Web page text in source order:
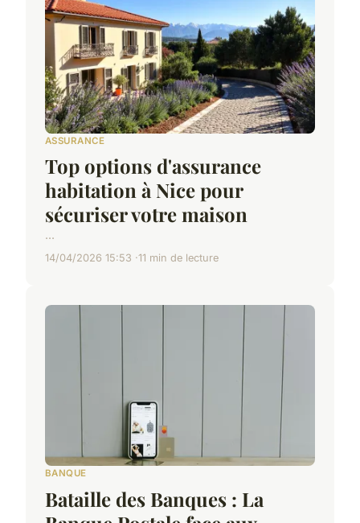
ASSURANCE
Top options d'assurance
habitation à Nice pour
sécuriser votre maison
...
14/04/2026 15:53 11 min de lecture
BANQUE
Bataille des Banques : La